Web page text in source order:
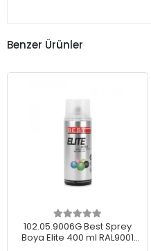
Benzer Ürünler
102.05.9006G Best Sprey
Boya Elite 400 ml RAL9001